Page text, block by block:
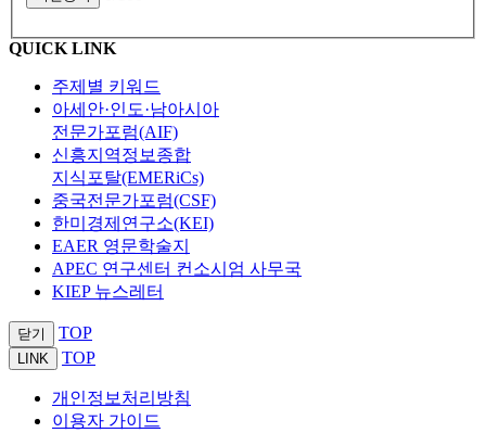
QUICK LINK
주제별 키워드
아세안·인도·남아시아
전문가포럼(AIF)
신흥지역정보종합
지식포탈(EMERiCs)
중국전문가포럼(CSF)
한미경제연구소(KEI)
EAER 영문학술지
APEC 연구센터 컨소시엄 사무국
KIEP 뉴스레터
닫기 TOP
LINK TOP
개인정보처리방침
이용자 가이드